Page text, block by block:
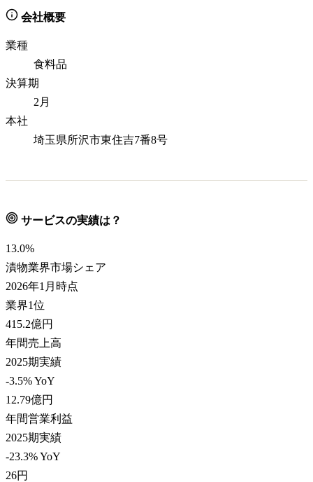
会社概要
業種
食料品
決算期
2月
本社
埼玉県所沢市東住吉7番8号
サービスの実績は？
13.0%
漬物業界市場シェア
2026年1月時点
業界1位
415.2億円
年間売上高
2025期実績
-3.5% YoY
12.79億円
年間営業利益
2025期実績
-23.3% YoY
26円